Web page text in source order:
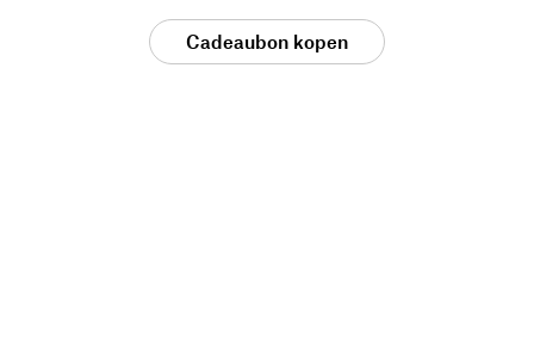
Cadeaubon kopen